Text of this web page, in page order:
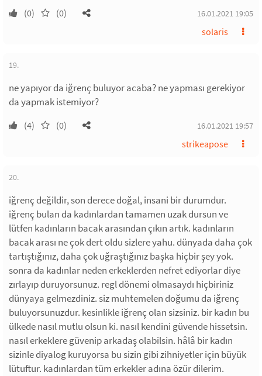
(0) (0) 16.01.2021 19:05
solaris
19.
ne yapıyor da iğrenç buluyor acaba? ne yapması gerekiyor
da yapmak istemiyor?
(4) (0) 16.01.2021 19:57
strikeapose
20.
iğrenç değildir, son derece doğal, insani bir durumdur.
iğrenç bulan da kadınlardan tamamen uzak dursun ve
lütfen kadınların bacak arasından çıkın artık. kadınların
bacak arası ne çok dert oldu sizlere yahu. dünyada daha çok
tartıştığınız, daha çok uğraştığınız başka hiçbir şey yok.
sonra da kadınlar neden erkeklerden nefret ediyorlar diye
zırlayıp duruyorsunuz. regl dönemi olmasaydı hiçbiriniz
dünyaya gelmezdiniz. siz muhtemelen doğumu da iğrenç
buluyorsunuzdur. kesinlikle iğrenç olan sizsiniz. bir kadın bu
ülkede nasıl mutlu olsun ki. nasıl kendini güvende hissetsin.
nasıl erkeklere güvenip arkadaş olabilsin. hâlâ bir kadın
sizinle diyalog kuruyorsa bu sizin gibi zihniyetler için büyük
lütuftur. kadınlardan tüm erkekler adına özür dilerim.